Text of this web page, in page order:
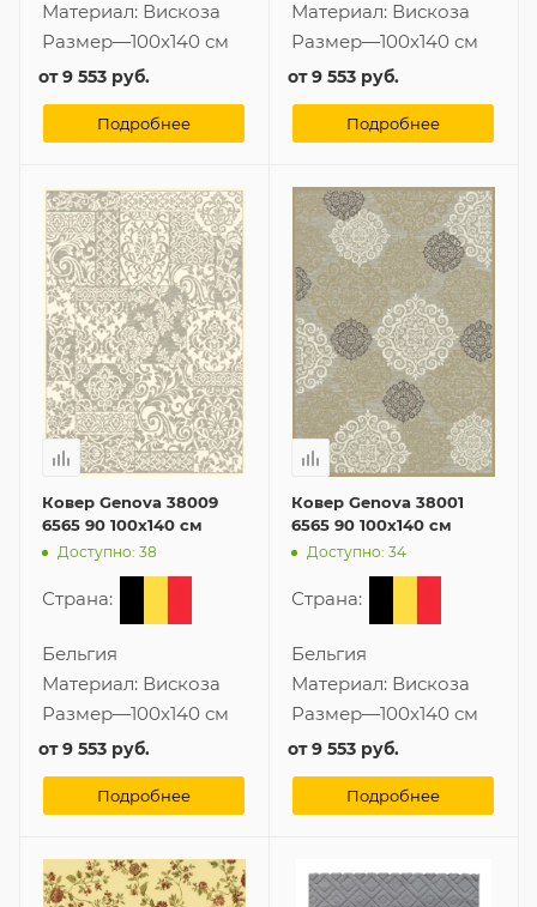
Материал: Вискоза
Размер—100x140 см
от9 553 руб.
Подробнее
Материал: Вискоза
Размер—100x140 см
от9 553 руб.
Подробнее
Ковер Genova 38009
6565 90 100x140 см
Доступно: 38
Страна:
Бельгия
Материал: Вискоза
Размер—100x140 см
от9 553 руб.
Подробнее
Ковер Genova 38001
6565 90 100x140 см
Доступно: 34
Страна:
Бельгия
Материал: Вискоза
Размер—100x140 см
от9 553 руб.
Подробнее